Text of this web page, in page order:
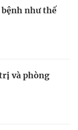
như thế
và phòng